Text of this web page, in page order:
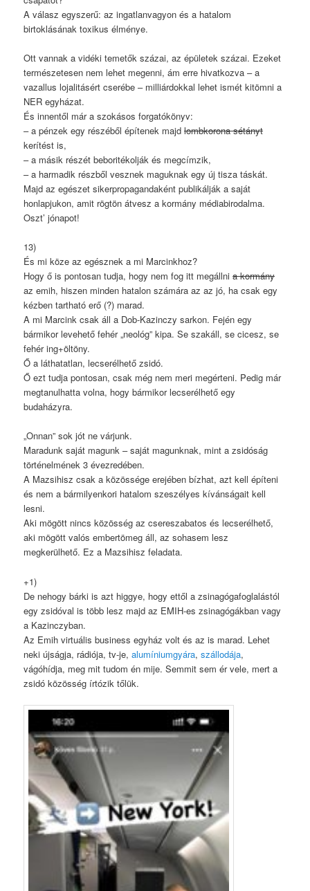
A válasz egyszerű: az ingatlanvagyon és a hatalom
birtoklásának toxikus élménye.
Ott vannak a vidéki temetők százai, az épületek százai. Ezeket
természetesen nem lehet megenni, ám erre hivatkozva – a
vazallus lojalitásért cserébe – milliárdokkal lehet ismét kitömni a
NER egyházat.
És innentől már a szokásos forgatókönyv:
– a pénzek egy részéből építenek majdlombkorona sétányt
kerítést is,
– a másik részét beboritékolják és megcímzik,
– a harmadik részből vesznek maguknak egy új tisza táskát.
Majd az egészet sikerpropagandaként publikálják a saját
honlapjukon, amit rögtön átvesz a kormány médiabirodalma.
Oszt’ jónapot!
13)
És mi köze az egésznek a mi Marcinkhoz?
Hogy ő is pontosan tudja, hogy nem fog itt megállnia kormány
az emih, hiszen minden hatalon számára az az jó, ha csak egy
kézben tartható erő (?) marad.
A mi Marcink csak áll a Dob-Kazinczy sarkon. Fején egy
bármikor levehető fehér „neológ” kipa. Se szakáll, se cicesz, se
fehér ing+öltöny.
Ő a láthatatlan, lecserélhető zsidó.
Ő ezt tudja pontosan, csak még nem meri megérteni. Pedig már
megtanulhatta volna, hogy bármikor lecserélhető egy
budaházyra.
„Onnan” sok jót ne várjunk.
Maradunk saját magunk – saját magunknak, mint a zsidóság
történelmének 3 évezredében.
A Mazsihisz csak a közössége erejében bízhat, azt kell építeni
és nem a bármilyenkori hatalom szeszélyes kívánságait kell
lesni.
Aki mögött nincs közösség az csereszabatos és lecserélhető,
aki mögött valós embertömeg áll, az sohasem lesz
megkerülhető. Ez a Mazsihisz feladata.
+1)
De nehogy bárki is azt higgye, hogy ettől a zsinagógafoglalástól
egy zsidóval is több lesz majd az EMIH-es zsinagógákban vagy
a Kazinczyban.
Az Emih virtuális business egyház volt és az is marad. Lehet
neki újságja, rádiója, tv-je,alumíniumgyára,szállodája,
vágóhídja, meg mit tudom én mije. Semmit sem ér vele, mert a
zsidó közösség írtózik tőlük.